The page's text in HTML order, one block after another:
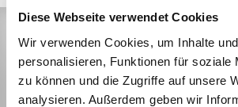
Diese Webseite verwendet Cookies
Wir verwenden Cookies, um Inhalte
personalisieren, Funktionen für soziale
zu können und die Zugriffe auf unsere
analysieren. Außerdem geben wir